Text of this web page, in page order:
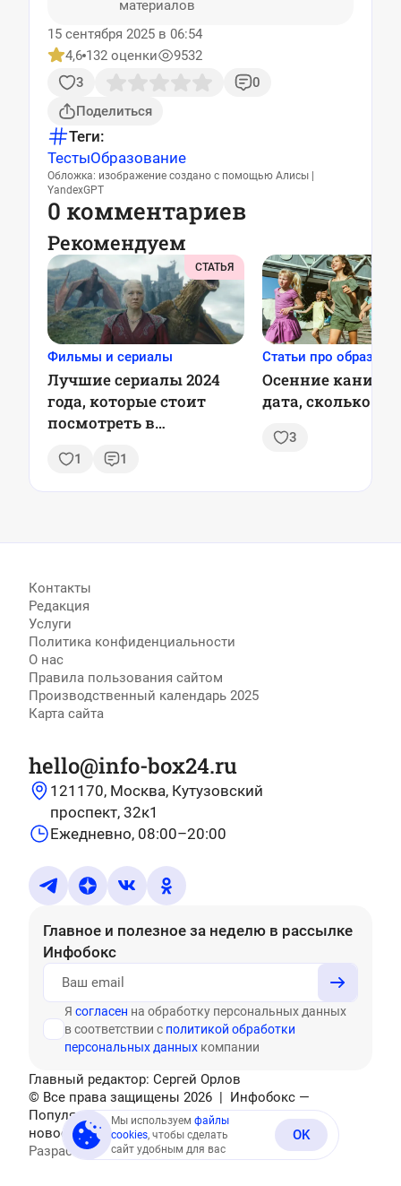
материалов
15 сентября 2025 в 06:54
4,6 132 оценки
9532
3
0
Поделиться
Теги:
ТестыОбразование
Обложка: изображение создано с помощью Алисы |
YandexGPT
0 комментариев
Рекомендуем
СТАТЬЯ
Фильмы и сериалы
Лучшие сериалы 2024
года, которые стоит
посмотреть в
1 1
Статьи про
Осенние
дата, сколько
3
Контакты
Редакция
Услуги
Политика конфиденциальности
О нас
Правила пользования сайтом
Производственный календарь 2025
Карта сайта
hello@info-box24.ru
121170, Москва, Кутузовский
проспект, 32к1
Ежедневно, 08:00–20:00
Главное и полезное за неделю в рассылке
Инфобокс
Я согласен на обработку персональных данных
в соответствии с политикой обработки
персональных данных компании
Главный редактор: Сергей Орлов
© Все права защищены 2026 | Инфобокс —
Популярные тесты, головоломки, актуальные
новости
РазработаноMediatex
Мы используем файлы
cookies, чтобы сделать
сайт удобным для вас
OK